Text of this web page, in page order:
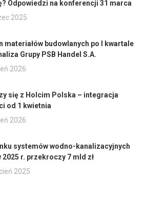
Odpowiedzi na konferencji 31 marca
2025
materiałów budowlanych po I kwartale
Grupy PSB Handel S.A.
2026
się z Holcim Polska – integracja
od 1 kwietnia
2026
systemów wodno-kanalizacyjnych
2025 r. przekroczy 7 mld zł
2025